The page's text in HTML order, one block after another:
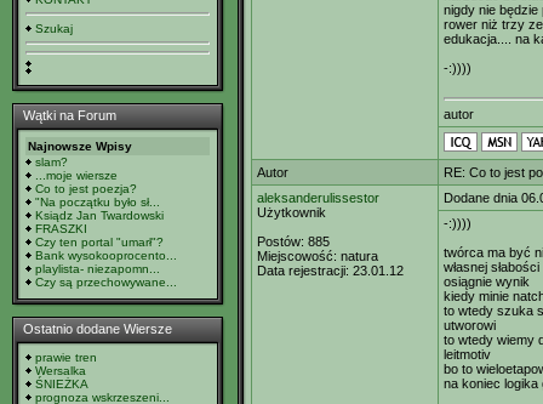
Szukaj
Wątki na Forum
Najnowsze Wpisy
slam?
...moje wiersze
Co to jest poezja?
"Na początku było sł...
Ksiądz Jan Twardowski
FRASZKI
Czy ten portal "umarł"?
Bank wysokooprocento...
playlista- niezapomn...
Czy są przechowywane...
Ostatnio dodane Wiersze
prawie tren
Wersalka
ŚNIEŻKA
prognoza wskrzeszeni...
nigdy nie będzie
rower niż trzy
edukacja.... na
-:))))
autor
Autor
RE: Co to jest
aleksanderulissestor
Użytkownik
Postów: 885
Miejscowość: natura
Data rejestracji: 23.01.12
Dodane dnia
-:))))
twórca ma być
własnej
osiągnie wynik
kiedy minie
to wtedy szuka
utworowi
to wtedy wiemy
leitmotiv
bo to
na koniec logika